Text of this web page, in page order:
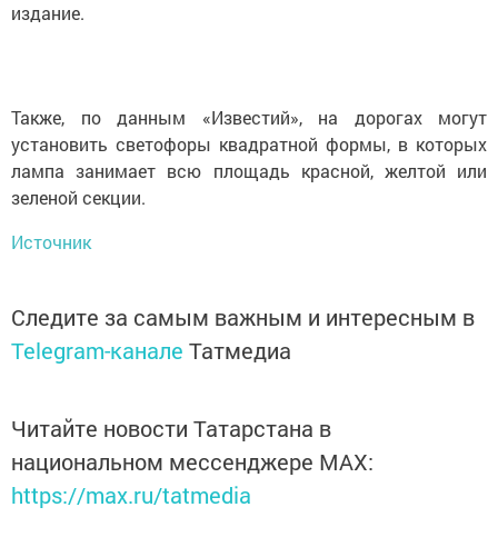
издание.
Также, по данным «Известий», на дорогах могут
установить светофоры квадратной формы, в которых
лампа занимает всю площадь красной, желтой или
зеленой секции.
Источник
Следите за самым важным и интересным в
Telegram-канале Татмедиа
Читайте новости Татарстана в
национальном мессенджере MАХ:
https://max.ru/tatmedia